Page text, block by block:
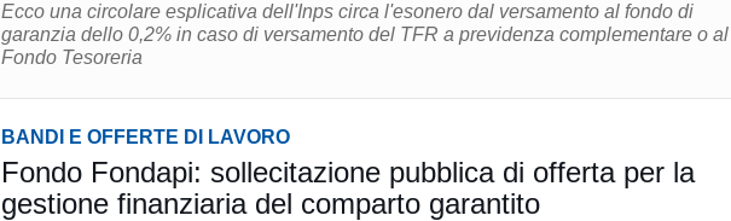
Ecco una circolare esplicativa dell'Inps circa l'esonero dal versamento al fondo di
garanzia dello 0,2% in caso di versamento del TFR a previdenza complementare o al
Fondo Tesoreria
BANDI E OFFERTE DI LAVORO
Fondo Fondapi: sollecitazione pubblica di offerta per la
gestione finanziaria del comparto garantito